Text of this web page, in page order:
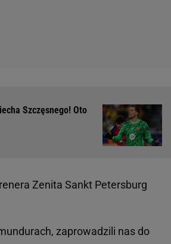
Szczęsnego! Oto
Zenita Sankt Petersburg
zaprowadzili nas do